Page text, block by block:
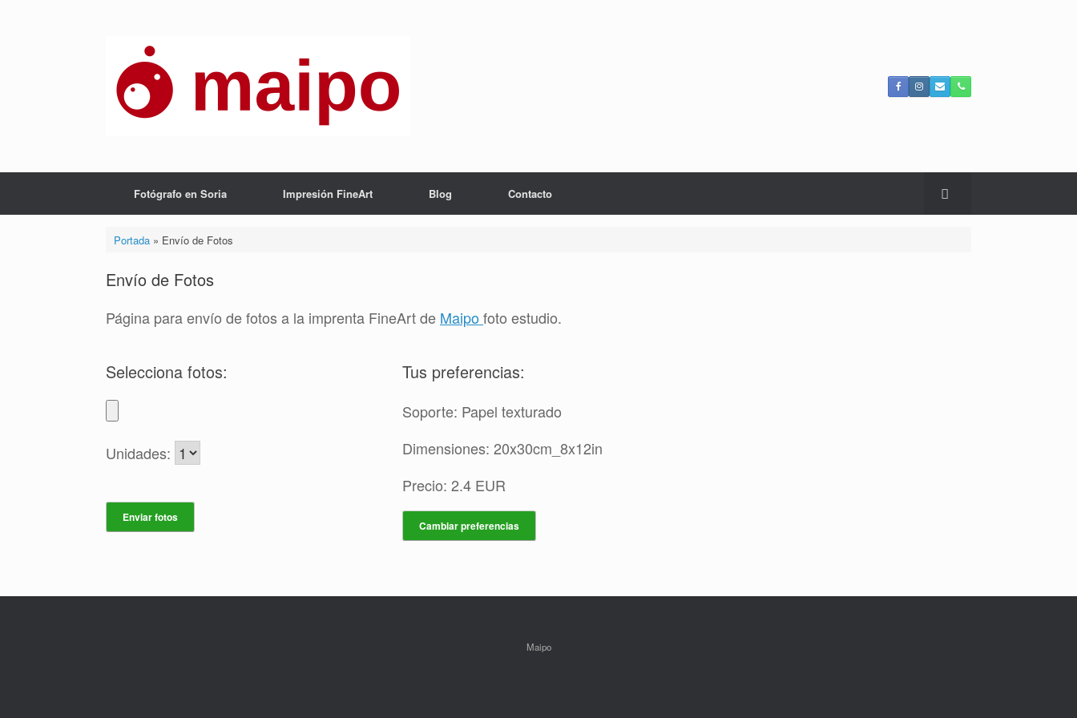
Fotógrafo en Soria Impresión FineArt Blog Contacto
Portada» Envío de Fotos
Envío de Fotos
Página para envío de fotos a la imprenta FineArt de Maipofoto estudio.
Selecciona fotos:
Unidades:
Tus preferencias:
Soporte: Papel texturado
Dimensiones: 20x30cm_8x12in
Precio: 2.4 EUR
Cambiar preferencias
Maipo